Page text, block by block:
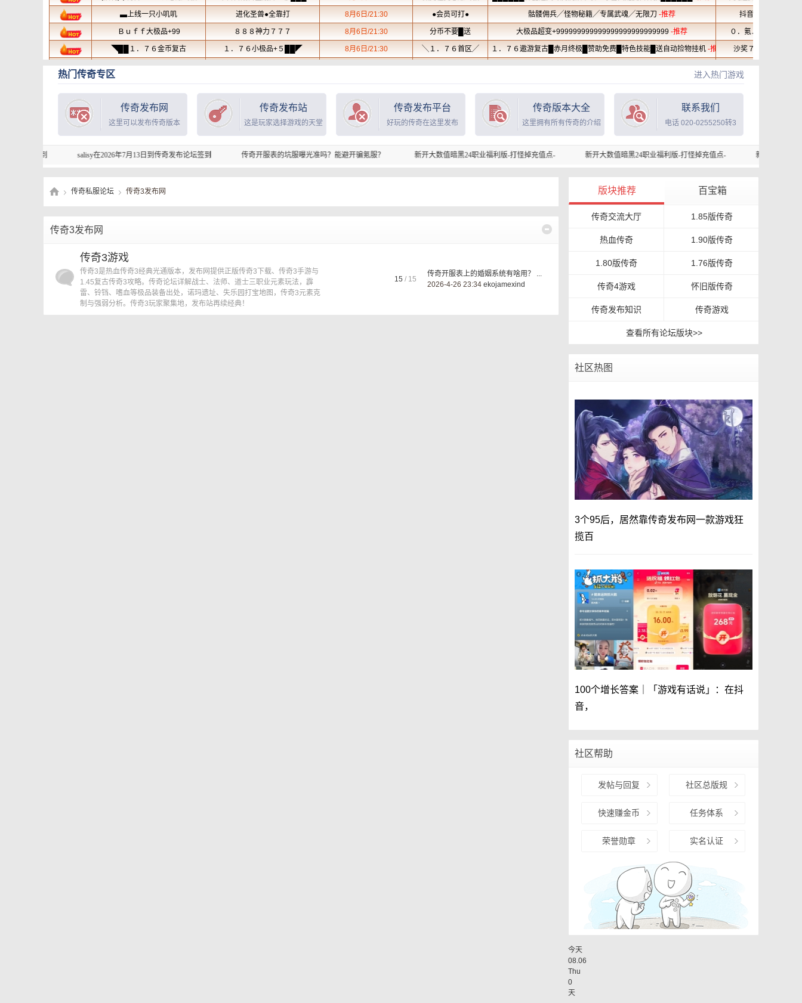
热门传奇专区 进入热门游戏
传奇发布网
这里可以发布传奇版本
传奇发布站
这是玩家选择游戏的天堂
传奇发布平台
好玩的传奇在这里发布
传奇版本大全
这里拥有所有传奇的介绍
联系我们
电话 020-0255250转3
salisy在2026年7月13日到传奇发布论坛签到 传奇开服表的坑服曝光准吗？能避开骗氪服？ 新开大数值暗黑24职业福利版-打怪掉充值点- 新开大数值暗黑24职业福利版-打怪掉充值点- 新开大数值暗黑24职业福利版-
传奇私服论坛 传奇3发布网
传奇3发布网
传奇3游戏
传奇3是热血传奇3经典光通版本，发布网提供正版传奇3下载、传奇3手游与
1.45复古传奇3攻略。传奇论坛详解战士、法师、道士三职业元素玩法，霹
雷、铃铛、嗜血等极品装备出处，诺玛遗址、失乐园打宝地图，传奇3元素克
制与强弱分析。传奇3玩家聚集地，发布站再续经典！
15 / 15
传奇开服表上的婚姻系统有啥用？ ...
2026-4-26 23:34 ekojamexind
版块推荐 百宝箱
传奇交流大厅 1.85版传奇
热血传奇 1.90版传奇
1.80版传奇 1.76版传奇
传奇4游戏 怀旧版传奇
传奇发布知识 传奇游戏
查看所有论坛版块>>
社区热图
3个95后，居然靠传奇发布网一款游戏狂
揽百
100个增长答案｜「游戏有话说」：在抖
音，
社区帮助
发帖与回复 社区总版规
快速赚金币 任务体系
荣誉勋章 实名认证
今天
08.06
Thu
0
天